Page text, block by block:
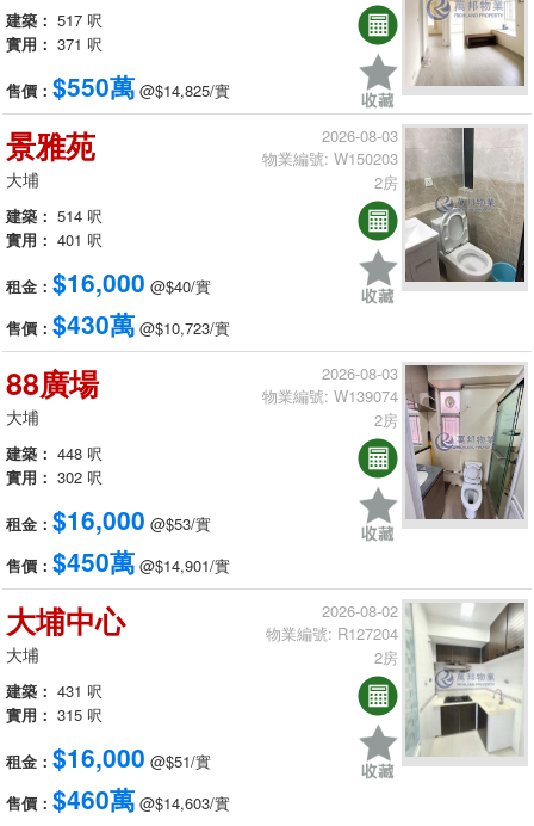
建築： 517 呎
實用： 371 呎
售價： $550萬 @$14,825/實
景雅苑
大埔
建築： 514 呎
實用： 401 呎
租金： $16,000 @$40/實
售價： $430萬 @$10,723/實
2026-08-03
物業編號: W150203
2房
88廣場
大埔
建築： 448 呎
實用： 302 呎
租金： $16,000 @$53/實
售價： $450萬 @$14,901/實
2026-08-03
物業編號: W139074
2房
大埔中心
大埔
建築： 431 呎
實用： 315 呎
租金： $16,000 @$51/實
售價： $460萬 @$14,603/實
2026-08-02
物業編號: R127204
2房